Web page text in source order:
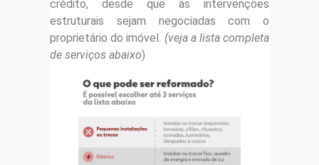
crédito, desde que as intervenções
estruturais sejam negociadas com o
proprietário do imóvel. (veja a lista completa
de serviços abaixo)